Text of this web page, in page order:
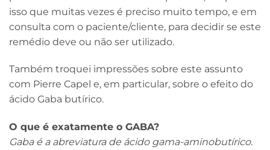
isso que muitas vezes é preciso muito tempo, e em
consulta com o paciente/cliente, para decidir se este
remédio deve ou não ser utilizado.
Também troquei impressões sobre este assunto
com Pierre Capel e, em particular, sobre o efeito do
ácido Gaba butírico.
O que é exatamente o GABA?
Gaba é a abreviatura de ácido gama-aminobutírico.